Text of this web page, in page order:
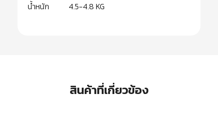
น้ำหนัก
4.5-4.8 KG
สินค้าที่เกี่ยวข้อง